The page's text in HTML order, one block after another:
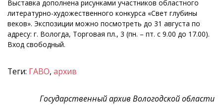
Выставка дополнена рисунками участников областного
литературно-художественного конкурса «Свет глубины
веков». Экспозиции можно посмотреть до 31 августа по
адресу: г. Вологда, Торговая пл., 3 (пн. – пт. с 9.00 до 17.00).
Вход свободный.
Теги: ГАВО, архив
Государственный архив Вологодской области